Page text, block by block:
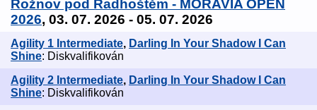
Rožnov pod Radhoštěm - MORAVIA OPEN
2026, 03. 07. 2026 - 05. 07. 2026
Agility 1 Intermediate, Darling In Your Shadow I Can
Shine: Diskvalifikován
Agility 2 Intermediate, Darling In Your Shadow I Can
Shine: Diskvalifikován